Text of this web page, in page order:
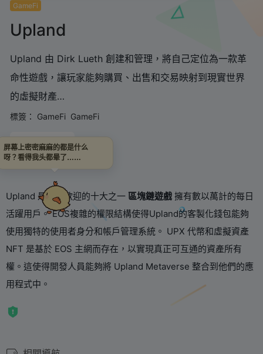
GameFi
Upland
Upland 由 Dirk Lueth 創建和管理，將自己定位為一款革
命性遊戲，讓玩家能夠購買、出售和交易映射到現實世界
的虛擬財產…
標簽： GameFi GameFi
鏈接直達
Upland 是最受歡迎的十大之一 區塊鏈遊戲 擁有數以萬計的每日
活躍用戶。 EOS複雜的權限結構使得Upland的客製化錢包能夠
使用獨特的使用者身分和帳戶管理系統。 UPX 代幣和虛擬資產
NFT 是基於 EOS 主網而存在，以實現真正可互通的資產所有
權。這使得開發人員能夠將 Upland Metaverse 整合到他們的應
用程式中。
屏幕上密密麻麻的都是什么
呀？看得我头都晕了……